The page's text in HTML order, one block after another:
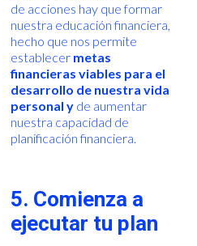
de acciones hay que formar
nuestra educación financiera,
hecho que nos permite
establecer metas
financieras viables para el
desarrollo de nuestra vida
personal y de aumentar
nuestra capacidad de
planificación financiera.
5. Comienza a
ejecutar tu plan